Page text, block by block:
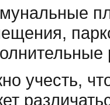
учесть,